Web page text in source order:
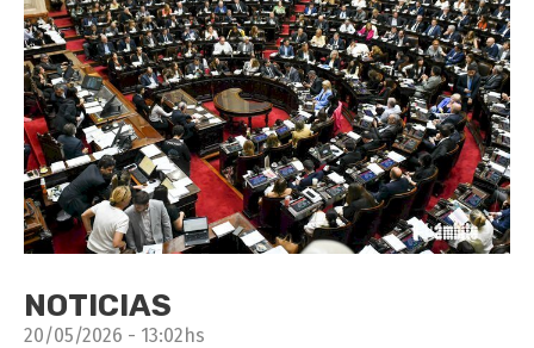
NOTICIAS
20/05/2026 - 13:02hs